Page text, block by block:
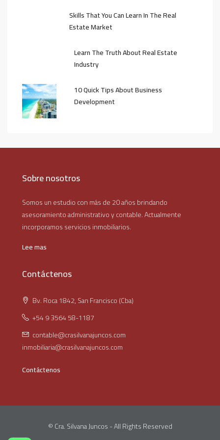
Skills That You Can Learn In The Real
Estate Market
Learn The Truth About Real Estate
Industry
10 Quick Tips About Business
Development
Sobre nosotros
Somos un estudio con más de 20 años brindando
asesoramiento administrativo y contable. Actualmente
incorporamos servicios inmobiliarios.
Lee mas
Contáctenos
Bv. Roca 1842, San Francisco (Cba)
+54 9 3564 58-1187
contable@crasilvanajuncos.com
inmobiliaria@crasilvanajuncos.com
Contáctenos
© Cra. Silvana Juncos - All Rights Reserved